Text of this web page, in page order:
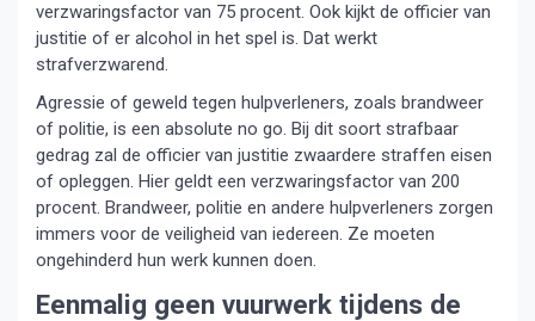
verzwaringsfactor van 75 procent. Ook kijkt de officier van
justitie of er alcohol in het spel is. Dat werkt
strafverzwarend.
Agressie of geweld tegen hulpverleners, zoals brandweer
of politie, is een absolute no go. Bij dit soort strafbaar
gedrag zal de officier van justitie zwaardere straffen eisen
of opleggen. Hier geldt een verzwaringsfactor van 200
procent. Brandweer, politie en andere hulpverleners zorgen
immers voor de veiligheid van iedereen. Ze moeten
ongehinderd hun werk kunnen doen.
Eenmalig geen vuurwerk tijdens de